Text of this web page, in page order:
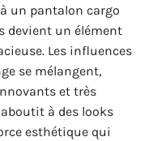
un pantalon cargo
devient un élément
Les influences
se mélangent,
et très
à des looks
esthétique qui